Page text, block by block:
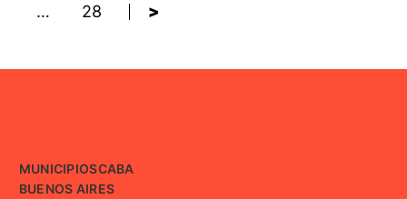
… 28 >
MUNICIPIOSCABA
BUENOS AIRES